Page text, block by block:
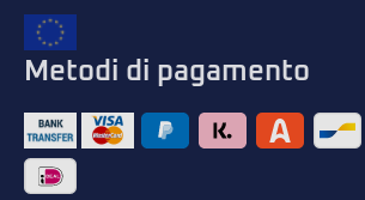
Metodi di pagamento